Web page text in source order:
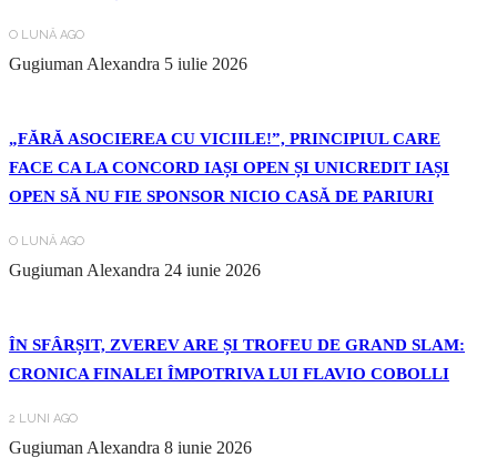
O LUNĂ AGO
Gugiuman Alexandra 5 iulie 2026
„FĂRĂ ASOCIEREA CU VICIILE!”, PRINCIPIUL CARE
FACE CA LA CONCORD IAȘI OPEN ȘI UNICREDIT IAȘI
OPEN SĂ NU FIE SPONSOR NICIO CASĂ DE PARIURI
O LUNĂ AGO
Gugiuman Alexandra 24 iunie 2026
ÎN SFÂRȘIT, ZVEREV ARE ȘI TROFEU DE GRAND SLAM:
CRONICA FINALEI ÎMPOTRIVA LUI FLAVIO COBOLLI
2 LUNI AGO
Gugiuman Alexandra 8 iunie 2026